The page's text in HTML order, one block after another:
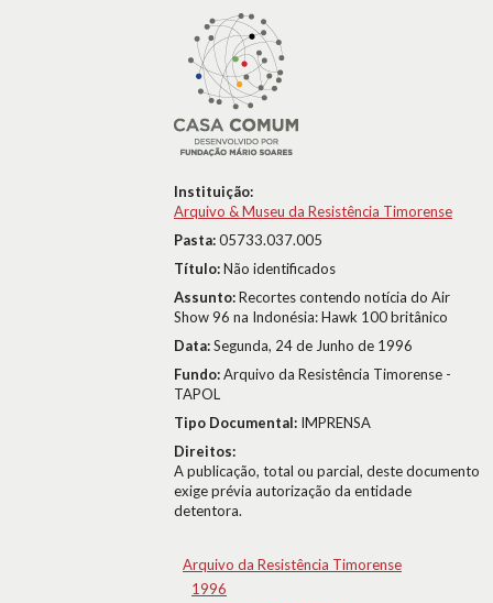
Instituição:
Arquivo & Museu da Resistência Timorense
Pasta:05733.037.005
Título:Não identificados
Assunto:Recortes contendo notícia do Air
Show 96 na Indonésia: Hawk 100 britânico
Data:Segunda, 24 de Junho de 1996
Fundo:Arquivo da Resistência Timorense -
TAPOL
Tipo Documental: IMPRENSA
Direitos:
A publicação, total ou parcial, deste documento
exige prévia autorização da entidade
detentora.
Arquivo da Resistência Timorense
1996